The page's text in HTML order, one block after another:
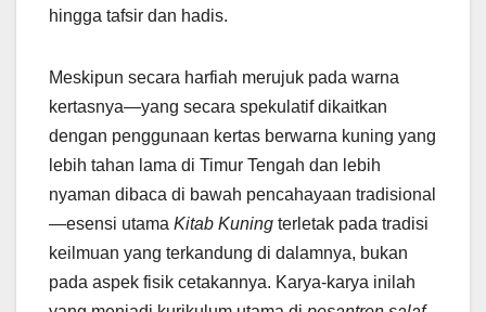
hingga tafsir dan hadis.
Meskipun secara harfiah merujuk pada warna
kertasnya—yang secara spekulatif dikaitkan
dengan penggunaan kertas berwarna kuning yang
lebih tahan lama di Timur Tengah dan lebih
nyaman dibaca di bawah pencahayaan tradisional
—esensi utama Kitab Kuning terletak pada tradisi
keilmuan yang terkandung di dalamnya, bukan
pada aspek fisik cetakannya. Karya-karya inilah